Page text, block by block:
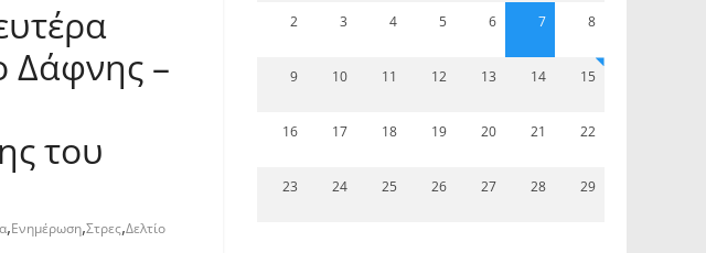
Δάφνης –
του
,Ενημέρωση,Στρες,Δελτίο
2 3 4 5 6 7 8
9 10 11 12 13 14 15
16 17 18 19 20 21 22
23 24 25 26 27 28 29